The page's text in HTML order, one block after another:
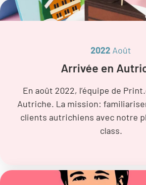
2022 Août
Arrivée en
En août 2022, l’équipe de
Autriche. La mission:
clients autrichiens avec notre
class.